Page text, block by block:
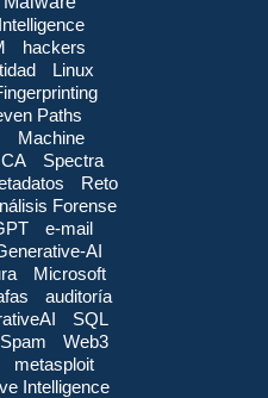
hackers
Linux
Paths
Machine
Spectra
Reto
Forense
e-mail
AI
Microsoft
auditoría
SQL
Spam
Web3
metasploit
Intelligence